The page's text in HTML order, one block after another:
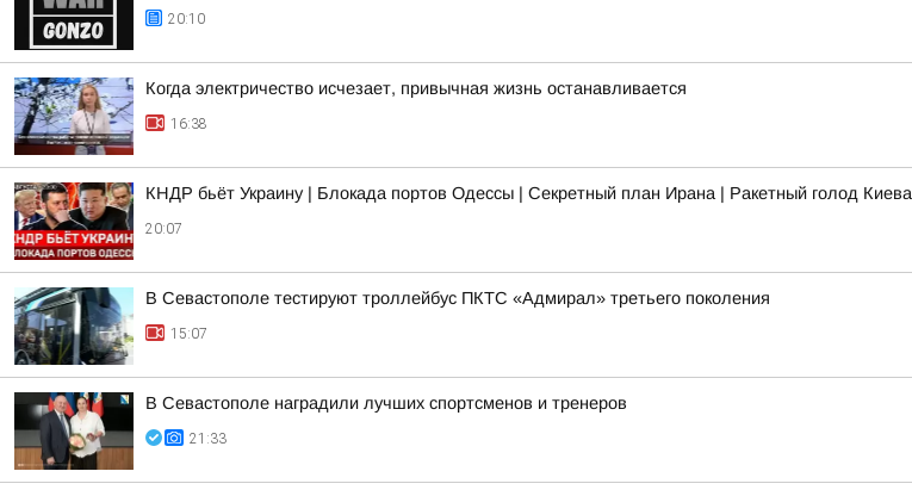
20:10
Когда электричество исчезает, привычная жизнь останавливается
16:38
КНДР бьёт Украину | Блокада портов Одессы | Секретный план Ирана | Ракетный голод Киева
20:07
В Севастополе тестируют троллейбус ПКТС «Адмирал» третьего поколения
15:07
В Севастополе наградили лучших спортсменов и тренеров
21:33